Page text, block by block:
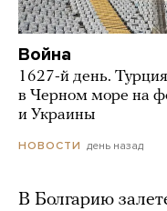
Война
1627-й день.
в Черном море на
и Украины
НОВОСТИ день назад
В Болгарию